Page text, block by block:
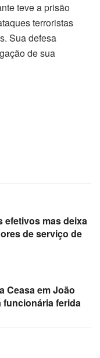
teve a prisão
terroristas
Sua defesa
de sua
efetivos mas deixa
de serviço de
Ceasa em João
funcionária ferida